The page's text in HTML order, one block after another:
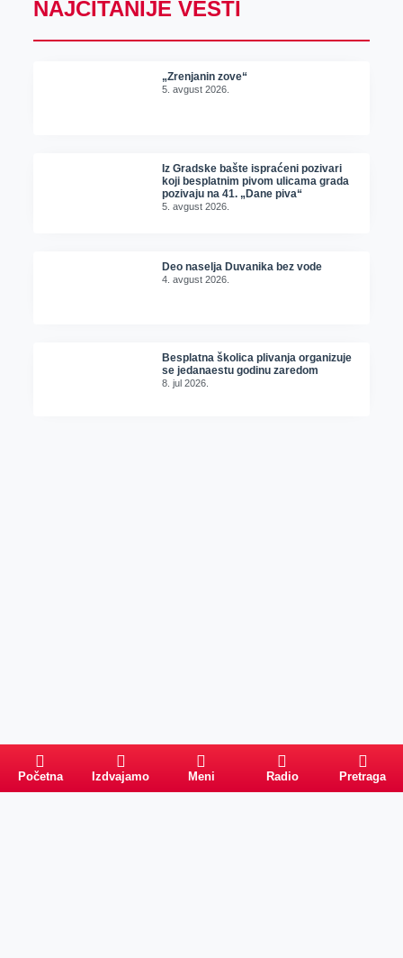
NAJČITANIJE VESTI
„Zrenjanin zove“
5. avgust 2026.
Iz Gradske bašte ispraćeni pozivari
koji besplatnim pivom ulicama grada
pozivaju na 41. „Dane piva“
5. avgust 2026.
Deo naselja Duvanika bez vode
4. avgust 2026.
Besplatna školica plivanja organizuje
se jedanaestu godinu zaredom
8. jul 2026.
Početna Izdvajamo Meni Radio Pretraga